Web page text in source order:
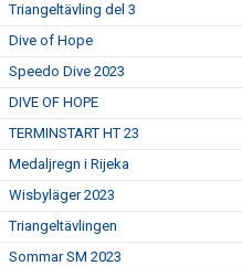
Triangeltävling del 3
Dive of Hope
Speedo Dive 2023
DIVE OF HOPE
TERMINSTART HT 23
Medaljregn i Rijeka
Wisbyläger 2023
Triangeltävlingen
Sommar SM 2023